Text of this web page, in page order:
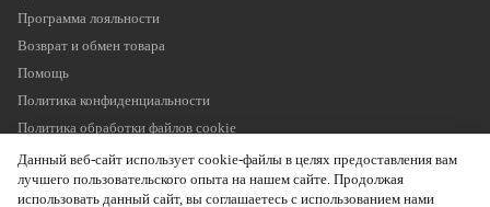
Программа лояльности
Возврат и обмен товара
Помощь
Политика конфиденциальности
Политика обработки файлов cookie
+7 (903) 755 11 75
info@oboitrade.ru
Данный веб-сайт использует cookie-файлы в целях предоставления вам
лучшего пользовательского опыта на нашем сайте. Продолжая
использовать данный сайт, вы соглашаетесь с использованием нами